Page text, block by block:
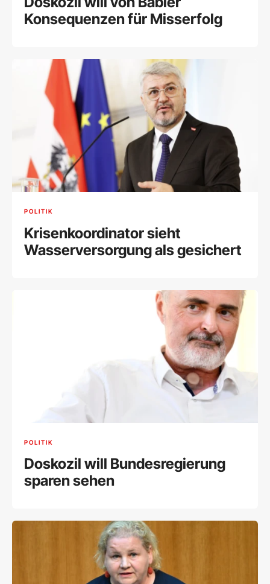
Konsequenzen für Misserfolg
POLITIK
Krisenkoordinator sieht
Wasserversorgung als gesichert
POLITIK
Doskozil will Bundesregierung
sparen sehen